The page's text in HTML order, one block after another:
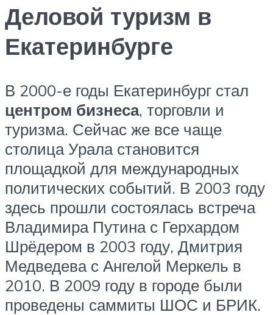
Деловой туризм в
Екатеринбурге
В 2000-е годы Екатеринбург стал
центром бизнеса, торговли и
туризма. Сейчас же все чаще
столица Урала становится
площадкой для международных
политических событий. В 2003 году
здесь прошли состоялась встреча
Владимира Путина с Герхардом
Шрёдером в 2003 году, Дмитрия
Медведева с Ангелой Меркель в
2010. В 2009 году в городе были
проведены саммиты ШОС и БРИК.